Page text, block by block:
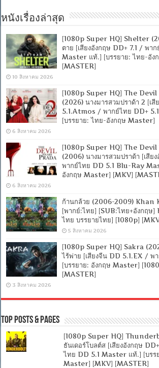
หนังเรื่องล่าสุด
[1080p Super HQ] Shelter
ตาย [เสียงอังกฤษ DD+ 7.1 / พา
Master แท้.] [บรรยาย: ไทย-อัง
[MASTER]
10 สิงหาคม 2026
[1080p Super HQ] The
(2026) นางมารสวมปราด้า 2 [เสี
5.1.Atmos / พากย์ไทย DD+
[บรรยาย: ไทย-อังกฤษ Master]
6 สิงหาคม 2026
[1080p Super HQ] The
(2006) นางมารสวมปราด้า [เสีย
พากย์ไทย DD 5.1 Blu-Ray
อังกฤษ Master] [MKV]
6 สิงหาคม 2026
ก้านกล้วย (2006-2009) Khan
[พากย์:ไทย] [SUB:ไทย+อังกฤษ]
ไทย บรรยายไทย] [1080p]
5 สิงหาคม 2026
[1080p Super HQ] Sakra
ไร้พ่าย [เสียงจีน DD 5.1.EX / พ
[บรรยาย: อังกฤษ Master]
[MASTER]
3 สิงหาคม 2026
Top Posts & Pages
[1080p Super HQ]
ธันเดอร์โบลต์ส [เสียงอังกฤษ
ไทย DD 5.1 Master แท้.] [บรร
Master] [MKV] [MASTER]